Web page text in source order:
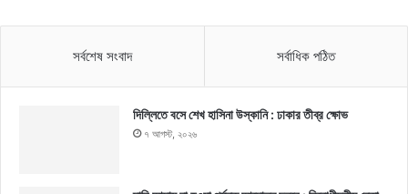
সর্বশেষ সংবাদ সর্বাধিক পঠিত
দিল্লিতে বসে শেখ হাসিনা উস্কানি : ঢাকার তীব্র ক্ষোভ
৭ আগস্ট, ২০২৬